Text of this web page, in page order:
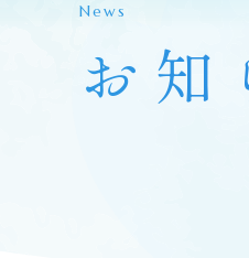
News
お知